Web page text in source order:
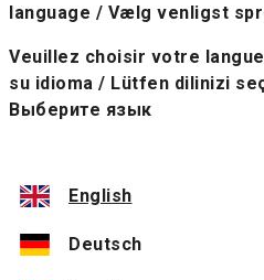
language / Vælg venligst
Veuillez choisir votre
su idioma / Lütfen dilinizi
Выберите язык
English
Deutsch